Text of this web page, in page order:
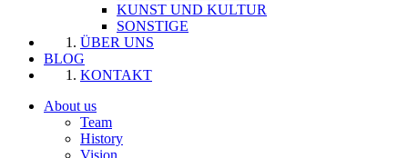
KUNST UND KULTUR
SONSTIGE
ÜBER UNS
BLOG
KONTAKT
About us
Team
History
Vision